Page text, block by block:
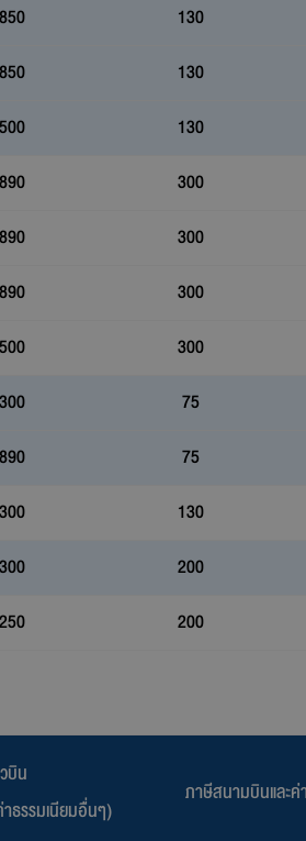
130
130
130
300
300
300
300
75
75
130
200
200
บิน
ธรรมเนียมอื่นๆ)
ภาษีสนามบินและ